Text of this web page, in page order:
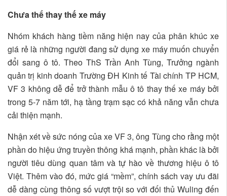
Chưa thể thay thế xe máy
Nhóm khách hàng tiềm năng hiện nay của phân khúc xe
giá rẻ là những người đang sử dụng xe máy muốn chuyển
đổi sang ô tô. Theo ThS Trần Anh Tùng, Trưởng ngành
quản trị kinh doanh Trường ĐH Kinh tế Tài chính TP HCM,
VF 3 không dễ để trở thành mẫu ô tô thay thế xe máy bởi
trong 5-7 năm tới, hạ tầng trạm sạc có khả năng vẫn chưa
cải thiện mạnh.
Nhận xét về sức nóng của xe VF 3, ông Tùng cho rằng một
phần do hiệu ứng truyền thông khá mạnh, phần khác là bởi
người tiêu dùng quan tâm và tự hào về thương hiệu ô tô
Việt. Thêm vào đó, mức giá “mềm”, chính sách vay ưu đãi
dễ dàng cùng thông số vượt trội so với đối thủ Wuling đến